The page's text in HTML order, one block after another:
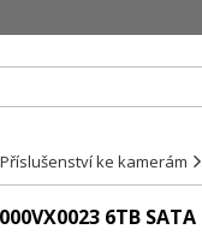
Příslušenství ke kamerám
6TB SATA